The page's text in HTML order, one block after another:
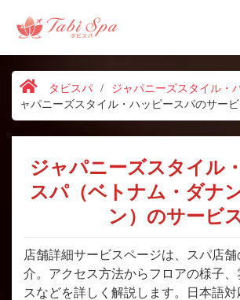
タビスパ / ジャパニーズスタイル・
ャパニーズスタイル・ハッピースパのサービ
ジャパニーズスタイル
スパ（ベトナム・ダナ
ン）のサービ
店舗詳細サービスページは、スパ店
介。アクセス方法からフロアの様子
スなどを詳しく解説します。日本語